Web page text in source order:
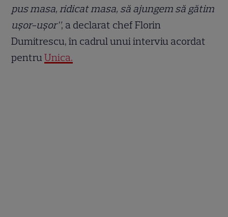
pus masa, ridicat masa, să ajungem să gătim
ușor-ușor”, a declarat chef Florin
Dumitrescu, în cadrul unui interviu acordat
pentruUnica.